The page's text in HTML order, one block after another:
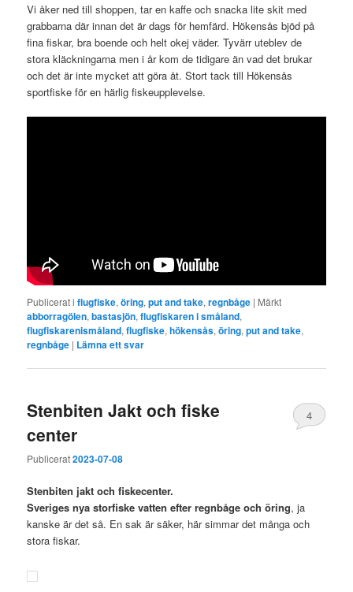
Vi åker ned till shoppen, tar en kaffe och snacka lite skit med
grabbarna där innan det är dags för hemfärd. Hökensås bjöd på
fina fiskar, bra boende och helt okej väder. Tyvärr uteblev de
stora kläckningarna men i år kom de tidigare än vad det brukar
och det är inte mycket att göra åt. Stort tack till Hökensås
sportfiske för en härlig fiskeupplevelse.
Publicerat i flugfiske,öring,put and take,regnbåge | Märkt
abborragölen,bastasjön,flugfiskaren i småland,
flugfiskarenismåland,flugfiske,hökensås,öring,put and take,
regnbåge | Lämna ett svar
Stenbiten Jakt och fiske
center
Publicerat2023-07-08
4
Stenbiten jakt och fiskecenter.
Sveriges nya storfiske vatten efter regnbåge och öring, ja
kanske är det så. En sak är säker, här simmar det många och
stora fiskar.